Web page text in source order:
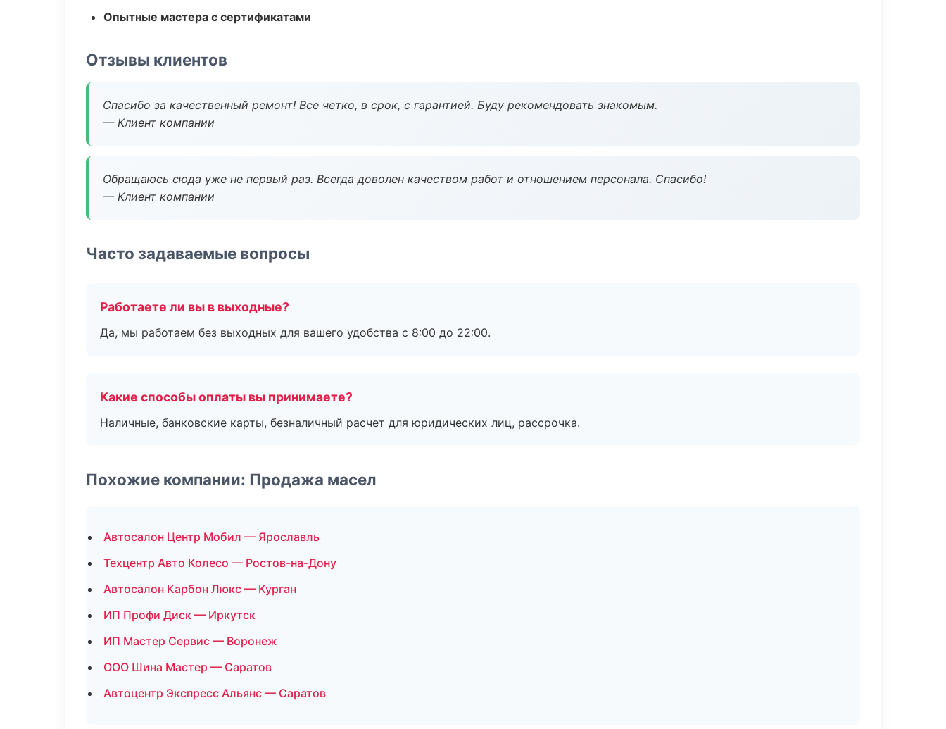
Опытные мастера с сертификатами
Отзывы клиентов
Спасибо за качественный ремонт! Все четко, в срок, с гарантией. Буду рекомендовать знакомым.
— Клиент компании
Обращаюсь сюда уже не первый раз. Всегда доволен качеством работ и отношением персонала. Спасибо!
— Клиент компании
Часто задаваемые вопросы
Работаете ли вы в выходные?
Да, мы работаем без выходных для вашего удобства с 8:00 до 22:00.
Какие способы оплаты вы принимаете?
Наличные, банковские карты, безналичный расчет для юридических лиц, рассрочка.
Похожие компании: Продажа масел
Автосалон Центр Мобил — Ярославль
Техцентр Авто Колесо — Ростов-на-Дону
Автосалон Карбон Люкс — Курган
ИП Профи Диск — Иркутск
ИП Мастер Сервис — Воронеж
ООО Шина Мастер — Саратов
Автоцентр Экспресс Альянс — Саратов